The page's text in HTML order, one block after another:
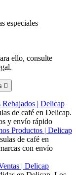
especiales
ello, consulte

Rebajados | Delicap
de café en Delicap.
y envío rápido
Productos | Delicap
de café en
con envío
| Delicap